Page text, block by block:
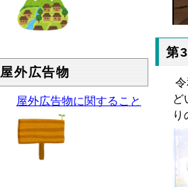
屋外広告物
屋外広告物に関すること
第
ど
り